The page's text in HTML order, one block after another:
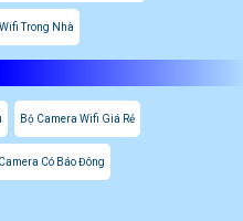
Trong Nhà
Bộ Camera Wifi Giá Rẻ
Có Báo Đông